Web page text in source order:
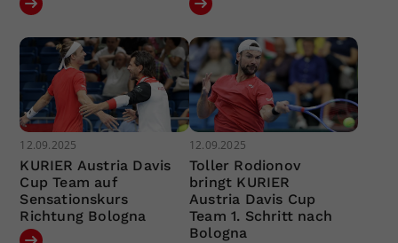
12.09.2025
KURIER Austria Davis
Cup Team auf
Sensationskurs
Richtung Bologna
12.09.2025
Toller Rodionov
bringt KURIER
Austria Davis Cup
Team 1. Schritt nach
Bologna